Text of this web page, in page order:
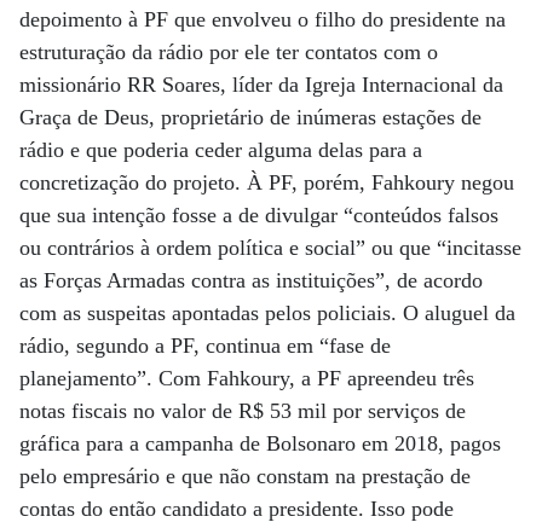
depoimento à PF que envolveu o filho do presidente na
estruturação da rádio por ele ter contatos com o
missionário RR Soares, líder da Igreja Internacional da
Graça de Deus, proprietário de inúmeras estações de
rádio e que poderia ceder alguma delas para a
concretização do projeto. À PF, porém, Fahkoury negou
que sua intenção fosse a de divulgar “conteúdos falsos
ou contrários à ordem política e social” ou que “incitasse
as Forças Armadas contra as instituições”, de acordo
com as suspeitas apontadas pelos policiais. O aluguel da
rádio, segundo a PF, continua em “fase de
planejamento”. Com Fahkoury, a PF apreendeu três
notas fiscais no valor de R$ 53 mil por serviços de
gráfica para a campanha de Bolsonaro em 2018, pagos
pelo empresário e que não constam na prestação de
contas do então candidato a presidente. Isso pode